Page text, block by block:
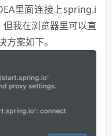
里面连接上spring.i
但我在浏览器里可以直
案如下。